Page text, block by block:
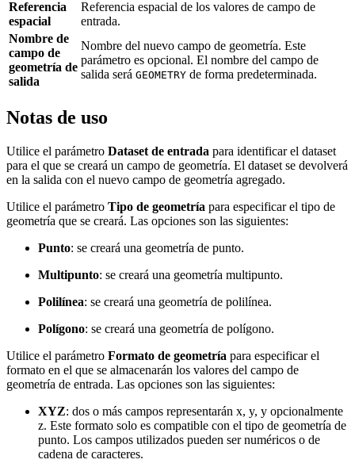
Referencia
espacial
Referencia espacial de los valores de campo de
entrada.
Nombre de
campo de
geometría de
salida
Nombre del nuevo campo de geometría. Este
parámetro es opcional. El nombre del campo de
salida será GEOMETRY de forma predeterminada.
Notas de uso
Utilice el parámetro Dataset de entrada para identificar el dataset
para el que se creará un campo de geometría. El dataset se devolverá
en la salida con el nuevo campo de geometría agregado.
Utilice el parámetro Tipo de geometría para especificar el tipo de
geometría que se creará. Las opciones son las siguientes:
Punto: se creará una geometría de punto.
Multipunto: se creará una geometría multipunto.
Polilínea: se creará una geometría de polilínea.
Polígono: se creará una geometría de polígono.
Utilice el parámetro Formato de geometría para especificar el
formato en el que se almacenarán los valores del campo de
geometría de entrada. Las opciones son las siguientes:
XYZ: dos o más campos representarán x, y, y opcionalmente
z. Este formato solo es compatible con el tipo de geometría de
punto. Los campos utilizados pueden ser numéricos o de
cadena de caracteres.